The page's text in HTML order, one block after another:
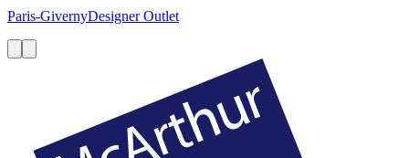
Paris-GivernyDesigner Outlet